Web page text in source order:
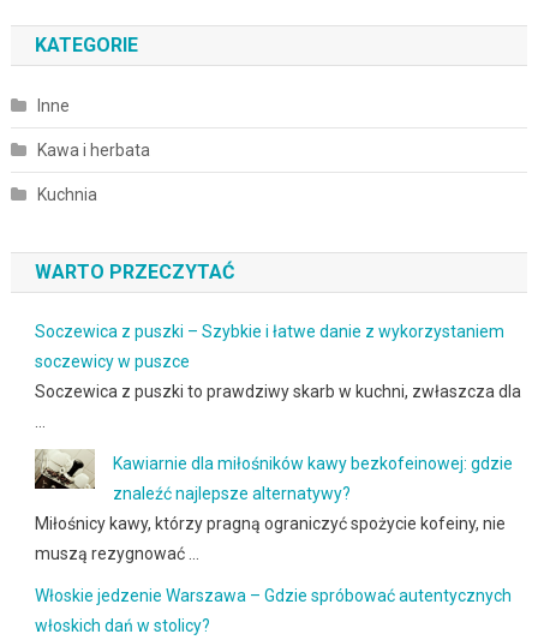
KATEGORIE
Inne
Kawa i herbata
Kuchnia
WARTO PRZECZYTAĆ
Soczewica z puszki – Szybkie i łatwe danie z wykorzystaniem
soczewicy w puszce
Soczewica z puszki to prawdziwy skarb w kuchni, zwłaszcza dla
Kawiarnie dla miłośników kawy bezkofeinowej: gdzie
znaleźć najlepsze alternatywy?
Miłośnicy kawy, którzy pragną ograniczyć spożycie kofeiny, nie
muszą rezygnować …
Włoskie jedzenie Warszawa – Gdzie spróbować autentycznych
włoskich dań w stolicy?